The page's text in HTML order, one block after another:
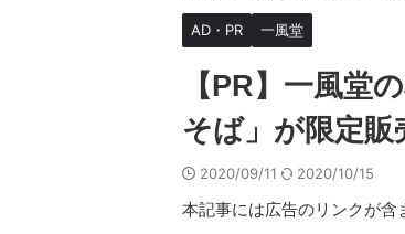
AD・PR 一風堂
【PR】一風堂
そば」が限定販
2020/09/11 2020/10/15
本記事には広告のリンクが